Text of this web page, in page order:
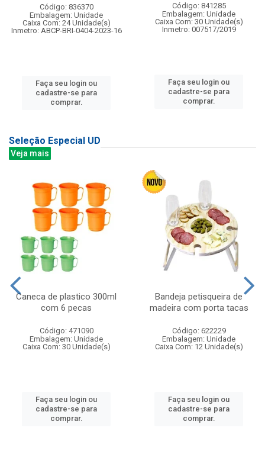
Código: 836370
Embalagem: Unidade
Caixa Com: 24 Unidade(s)
Inmetro: ABCP-BRI-0404-2023-16
Faça seu login ou
cadastre-se para
comprar.
Código: 841285
Embalagem: Unidade
Caixa Com: 30 Unidade(s)
Inmetro: 007517/2019
Faça seu login ou
cadastre-se para
comprar.
Seleção Especial UD
Veja mais
Caneca de plastico 300ml
com 6 pecas
Código: 471090
Embalagem: Unidade
Caixa Com: 30 Unidade(s)
Faça seu login ou
cadastre-se para
comprar.
Bandeja petisqueira de
madeira com porta tacas
Código: 622229
Embalagem: Unidade
Caixa Com: 12 Unidade(s)
Faça seu login ou
cadastre-se para
comprar.